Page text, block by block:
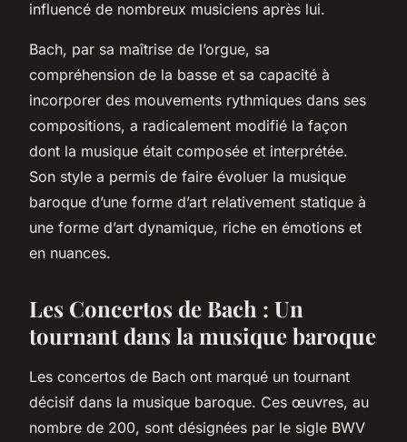
influencé de nombreux musiciens après lui.
Bach, par sa maîtrise de l’orgue, sa
compréhension de la basse et sa capacité à
incorporer des mouvements rythmiques dans ses
compositions, a radicalement modifié la façon
dont la musique était composée et interprétée.
Son style a permis de faire évoluer la musique
baroque d’une forme d’art relativement statique à
une forme d’art dynamique, riche en émotions et
en nuances.
Les Concertos de Bach : Un
tournant dans la musique baroque
Les concertos de Bach ont marqué un tournant
décisif dans la musique baroque. Ces œuvres, au
nombre de 200, sont désignées par le sigle BWV